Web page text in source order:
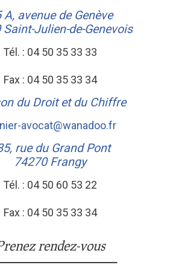
A, avenue de Genève
Saint-Julien-de-Genevois
Tél. : 04 50 35 33 33
Fax : 04 50 35 33 34
du Droit et du Chiffre
avocat@wanadoo.fr
rue du Grand Pont
74270 Frangy
Tél. : 04 50 60 53 22
Fax : 04 50 35 33 34
rendez-vous